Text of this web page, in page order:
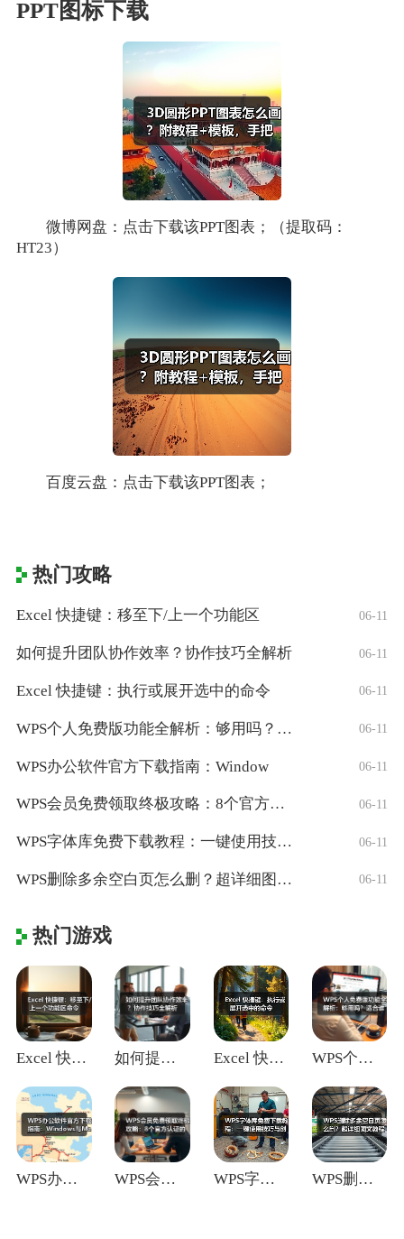
PPT图标下载
微博网盘：点击下载该PPT图表；（提取码：
HT23）
百度云盘：点击下载该PPT图表；
热门攻略
Excel 快捷键：移至下/上一个功能区 06-11
如何提升团队协作效率？协作技巧全解析 06-11
Excel 快捷键：执行或展开选中的命令 06-11
WPS个人免费版功能全解析：够用吗？适合 06-11
WPS办公软件官方下载指南：Window 06-11
WPS会员免费领取终极攻略：8个官方认证 06-11
WPS字体库免费下载教程：一键使用技巧与 06-11
WPS删除多余空白页怎么删？超详细图文教 06-11
热门游戏
Excel 快捷键：移至下/上一个功能区 如何提升团队协作效率？协作技巧全解析 Excel 快捷键：执行或展开选中的命令 WPS个人免费版功能全解析：够用吗？适合
WPS办公软件官方下载指南：Window WPS会员免费领取终极攻略：8个官方认证 WPS字体库免费下载教程：一键使用技巧与 WPS删除多余空白页怎么删？超详细图文教